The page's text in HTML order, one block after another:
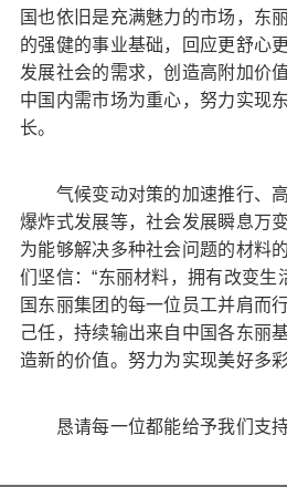
国也依旧是充满魅力的市场，东
的强健的事业基础，回应更舒心
发展社会的需求，创造高附加价
中国内需市场为重心，努力实现
长。
气候变动对策的加速推行、高
爆炸式发展等，社会发展瞬息万
为能够解决多种社会问题的材料
们坚信：“东丽材料，拥有改变生
国东丽集团的每一位员工并肩而
己任，持续输出来自中国各东丽
造新的价值。努力为实现美好多
恳请每一位都能给予我们支持